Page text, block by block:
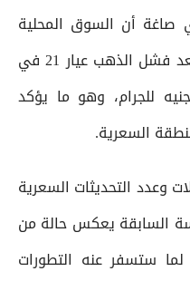
صاغة أن السوق المحلية
تتحرك حاليًا في نطاق عرضي، بعد فشل الذهب عيار 21 في
الاستقرار أعلى مستوى 5900 جنيه للجرام، وهو ما يؤكد
السعرية.
وعدد التحديثات السعرية
السابقة يعكس حالة من
لما ستسفر عنه التطورات